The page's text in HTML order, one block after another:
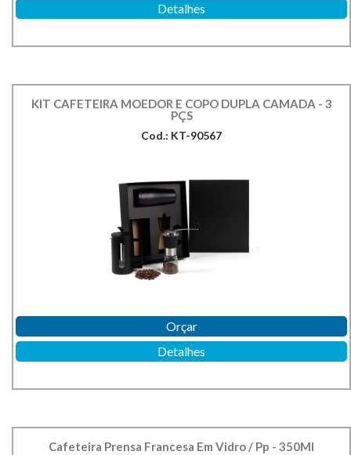
Detalhes
KIT CAFETEIRA MOEDOR E COPO DUPLA CAMADA - 3
PÇS
Cod.: KT-90567
Orçar
Detalhes
Cafeteira Prensa Francesa Em Vidro / Pp - 350Ml